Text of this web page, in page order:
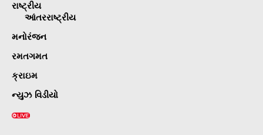
રાષ્ટ્રીય
આંતરરાષ્ટ્રીય
મનોરંજન
રમતગમત
ક્રાઇમ
ન્યુઝ વિડીયો